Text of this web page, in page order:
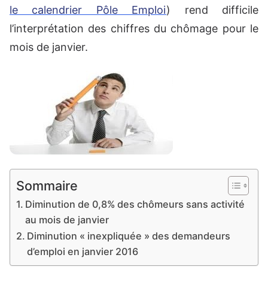
le calendrier Pôle Emploi) rend difficile
l’interprétation des chiffres du chômage pour le
mois de janvier.
Sommaire
Diminution de 0,8% des chômeurs sans activité
au mois de janvier
Diminution « inexpliquée » des demandeurs
d’emploi en janvier 2016